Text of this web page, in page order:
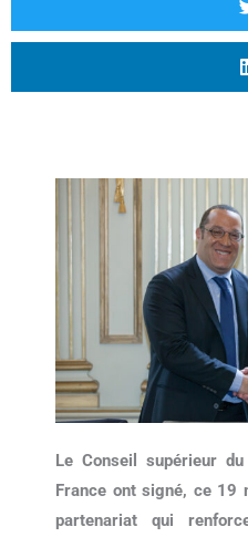
Le Conseil supérieur
France ont signé, ce 19
partenariat qui